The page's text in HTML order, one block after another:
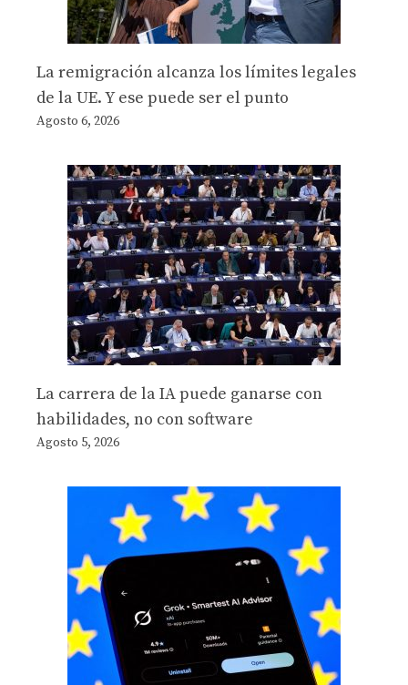
La remigración alcanza los límites legales
de la UE. Y ese puede ser el punto
Agosto 6, 2026
La carrera de la IA puede ganarse con
habilidades, no con software
Agosto 5, 2026